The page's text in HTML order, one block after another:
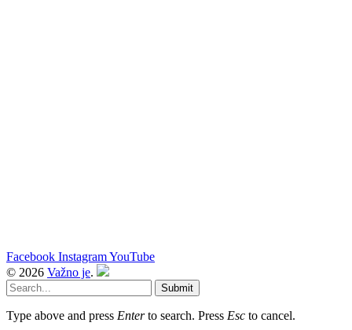
Facebook InstagramYouTube
© 2026 Važno je.
Submit
Type above and press Enterto search. Press Esc to cancel.